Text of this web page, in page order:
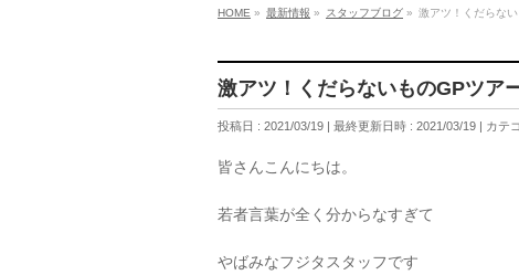
HOME » 最新情報 » スタッフブログ » 激アツ！くだらな
激アツ！くだらないものGPツア
投稿日 : 2021/03/19 最終更新日時 : 2021/03/19 カテ
皆さんこんにちは。
若者言葉が全く分からなすぎて
やばみなフジタスタッフです